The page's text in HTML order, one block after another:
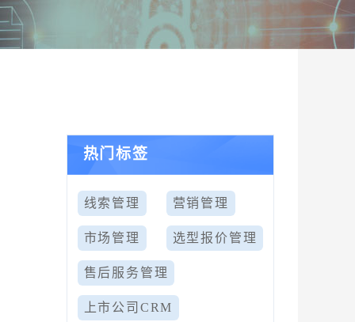
热门标签
线索管理 营销管理
市场管理 选型报价管理
售后服务管理
上市公司CRM